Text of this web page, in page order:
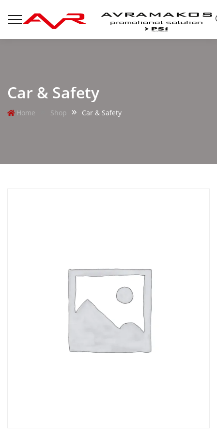
Car & Safety
Home Shop Car & Safety